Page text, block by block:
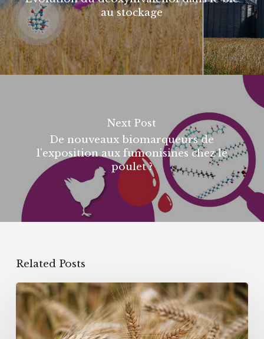
au stockage
Next Post
De nouveaux biomarqueurs de
l’exposition aux fumonisines chez le
poulet ?
Related Posts
Mycotoxines
émergentes
: